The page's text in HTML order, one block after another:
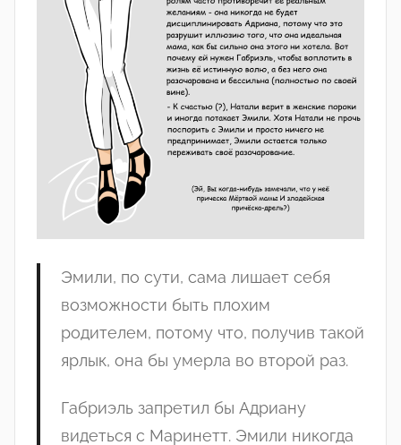
Эмили, по сути, сама лишает себя
возможности быть плохим
родителем, потомучто, получив такой
ярлык, она бы умерла во второй раз.
Габриэль запретил бы Адриану
видеться с Маринетт. Эмили никогда